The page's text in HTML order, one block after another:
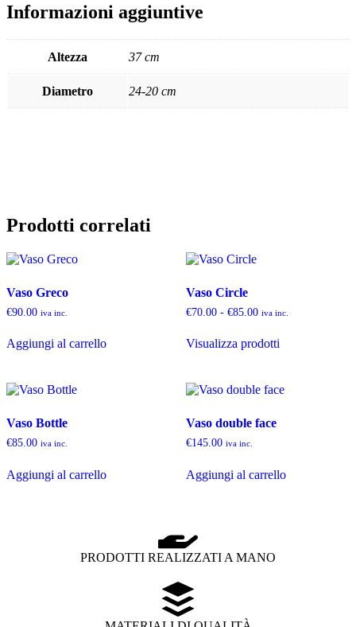
Informazioni aggiuntive
Altezza 37 cm
Diametro 24-20 cm
Prodotti correlati
Vaso Greco
€90.00 iva inc.
Aggiungi al carrello
Vaso Circle
€70.00 - €85.00 iva inc.
Visualizza prodotti
Vaso Bottle
€85.00 iva inc.
Aggiungi al carrello
Vaso double face
€145.00 iva inc.
Aggiungi al carrello
PRODOTTI REALIZZATI A MANO